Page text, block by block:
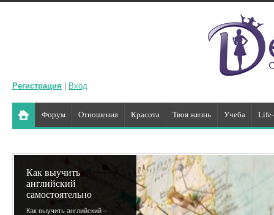
Регистрация Вход
Форум Отношения Красота Твоя жизнь Учеба
Как выучить
английский
самостоятельно
Как выучить английский –